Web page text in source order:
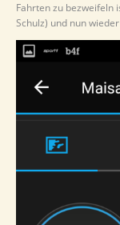
Fahrten zu bezweifeln
Schulz) und nun